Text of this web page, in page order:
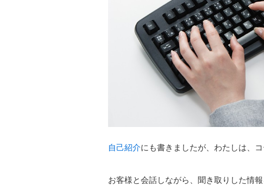
自己紹介にも書きましたが、わたしは、
お客様と会話しながら、聞き取りした情